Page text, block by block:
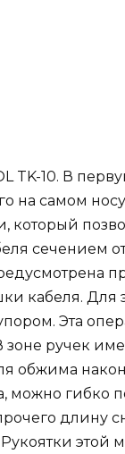
TK-10. В
на самом
сечением
кабеля. Для
Эта
ручек
обжима
можно гибко
длину
этой